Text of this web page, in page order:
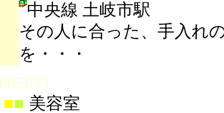
中央線 土岐市駅
その人に合った、手入れ
を・・・
■ 美容室